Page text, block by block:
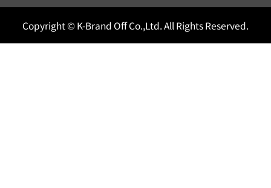
Copyright © K-Brand Off Co.,Ltd. All Rights Reserved.